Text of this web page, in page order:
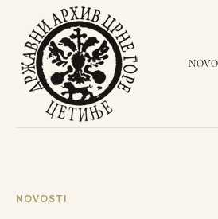
NOVOSTI